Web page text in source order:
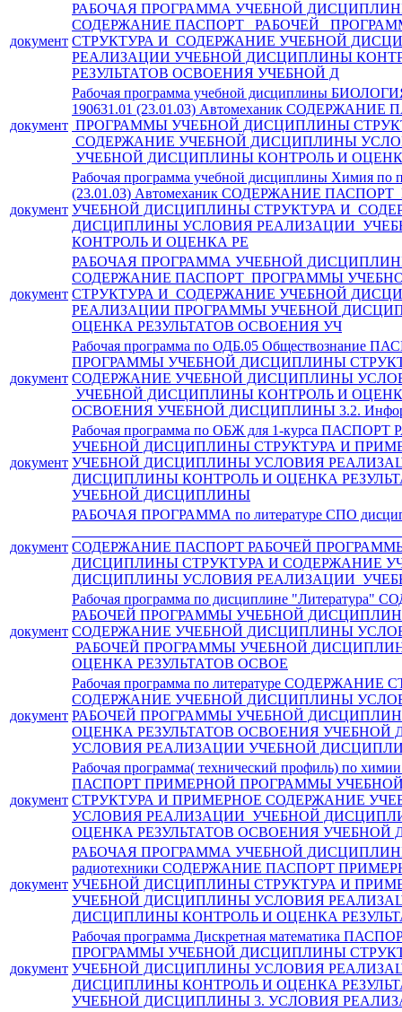
документ
РАБОЧАЯ ПРОГРАММА УЧЕБНОЙ ДИСЦИПЛИНЫ
СОДЕРЖАНИЕ ПАСПОРТ РАБОЧЕЙ
СТРУКТУРА И СОДЕРЖАНИЕ УЧЕБНОЙ
РЕАЛИЗАЦИИ УЧЕБНОЙ ДИСЦИПЛИНЫ
РЕЗУЛЬТАТОВ ОСВОЕНИЯ УЧЕБНОЙ Д
документ
Рабочая программа учебной дисциплины
190631.01 (23.01.03) Автомеханик СОДЕРЖАНИЕ
ПРОГРАММЫ УЧЕБНОЙ ДИСЦИПЛИНЫ
СОДЕРЖАНИЕ УЧЕБНОЙ ДИСЦИПЛИНЫ
УЧЕБНОЙ ДИСЦИПЛИНЫ КОНТРОЛЬ И
документ
Рабочая программа учебной дисциплины Химия по
(23.01.03) Автомеханик СОДЕРЖАНИЕ
УЧЕБНОЙ ДИСЦИПЛИНЫ СТРУКТУРА И
ДИСЦИПЛИНЫ УСЛОВИЯ РЕАЛИЗАЦИИ
КОНТРОЛЬ И ОЦЕНКА РЕ
документ
РАБОЧАЯ ПРОГРАММА УЧЕБНОЙ
СОДЕРЖАНИЕ ПАСПОРТ ПРОГРАММЫ
СТРУКТУРА И СОДЕРЖАНИЕ УЧЕБНОЙ
РЕАЛИЗАЦИИ ПРОГРАММЫ УЧЕБНОЙ
ОЦЕНКА РЕЗУЛЬТАТОВ ОСВОЕНИЯ УЧ
документ
Рабочая программа по ОДБ.05 Обществознание
ПРОГРАММЫ УЧЕБНОЙ ДИСЦИПЛИНЫ
СОДЕРЖАНИЕ УЧЕБНОЙ ДИСЦИПЛИНЫ
УЧЕБНОЙ ДИСЦИПЛИНЫ КОНТРОЛЬ И
ОСВОЕНИЯ УЧЕБНОЙ ДИСЦИПЛИНЫ 3.2.
документ
Рабочая программа по ОБЖ для 1-курса
УЧЕБНОЙ ДИСЦИПЛИНЫ СТРУКТУРА И
УЧЕБНОЙ ДИСЦИПЛИНЫ УСЛОВИЯ
ДИСЦИПЛИНЫ КОНТРОЛЬ И ОЦЕНКА
УЧЕБНОЙ ДИСЦИПЛИНЫ
документ
РАБОЧАЯ ПРОГРАММА по литературе СПО
СОДЕРЖАНИЕ ПАСПОРТ РАБОЧЕЙ
ДИСЦИПЛИНЫ СТРУКТУРА И СОДЕРЖАНИЕ
ДИСЦИПЛИНЫ УСЛОВИЯ РЕАЛИЗАЦИИ
документ
Рабочая программа по дисциплине
РАБОЧЕЙ ПРОГРАММЫ УЧЕБНОЙ
СОДЕРЖАНИЕ УЧЕБНОЙ ДИСЦИПЛИНЫ
РАБОЧЕЙ ПРОГРАММЫ УЧЕБНОЙ
ОЦЕНКА РЕЗУЛЬТАТОВ ОСВОЕ
документ
Рабочая программа по литературе СОДЕРЖАНИЕ
СОДЕРЖАНИЕ УЧЕБНОЙ ДИСЦИПЛИНЫ
РАБОЧЕЙ ПРОГРАММЫ УЧЕБНОЙ
ОЦЕНКА РЕЗУЛЬТАТОВ ОСВОЕНИЯ УЧЕБНОЙ
УСЛОВИЯ РЕАЛИЗАЦИИ УЧЕБНОЙ
документ
Рабочая программа( технический профиль) по
ПАСПОРТ ПРИМЕРНОЙ ПРОГРАММЫ
СТРУКТУРА И ПРИМЕРНОЕ СОДЕРЖАНИЕ
УСЛОВИЯ РЕАЛИЗАЦИИ УЧЕБНОЙ
ОЦЕНКА РЕЗУЛЬТАТОВ ОСВОЕНИЯ УЧЕБНОЙ
документ
РАБОЧАЯ ПРОГРАММА УЧЕБНОЙ ДИСЦИПЛИНЫ
радиотехники СОДЕРЖАНИЕ ПАСПОРТ
УЧЕБНОЙ ДИСЦИПЛИНЫ СТРУКТУРА И
УЧЕБНОЙ ДИСЦИПЛИНЫ УСЛОВИЯ
ДИСЦИПЛИНЫ КОНТРОЛЬ И ОЦЕНКА
документ
Рабочая программа Дискретная математика
ПРОГРАММЫ УЧЕБНОЙ ДИСЦИПЛИНЫ
УЧЕБНОЙ ДИСЦИПЛИНЫ УСЛОВИЯ
ДИСЦИПЛИНЫ КОНТРОЛЬ И ОЦЕНКА
УЧЕБНОЙ ДИСЦИПЛИНЫ 3. УСЛОВИЯ